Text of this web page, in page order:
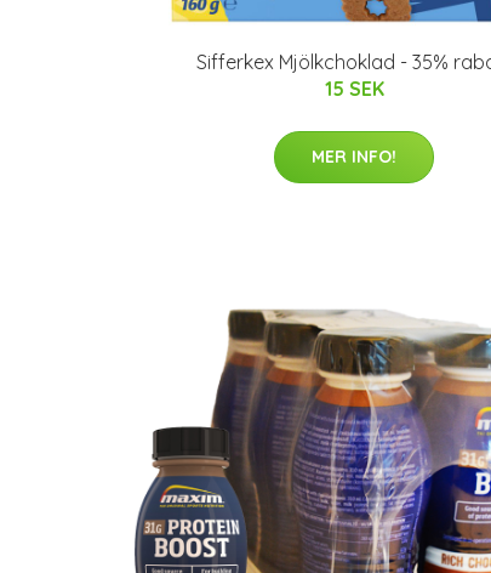
Sifferkex Mjölkchoklad - 35%
15 SEK
MER INFO!